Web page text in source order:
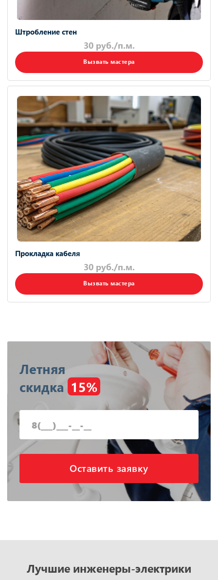
Штробление стен
30 руб./п.м.
Вызвать мастера
Прокладка кабеля
30 руб./п.м.
Вызвать мастера
Летняя
скидка 15%
Оставить заявку
Лучшие инженеры-электрики